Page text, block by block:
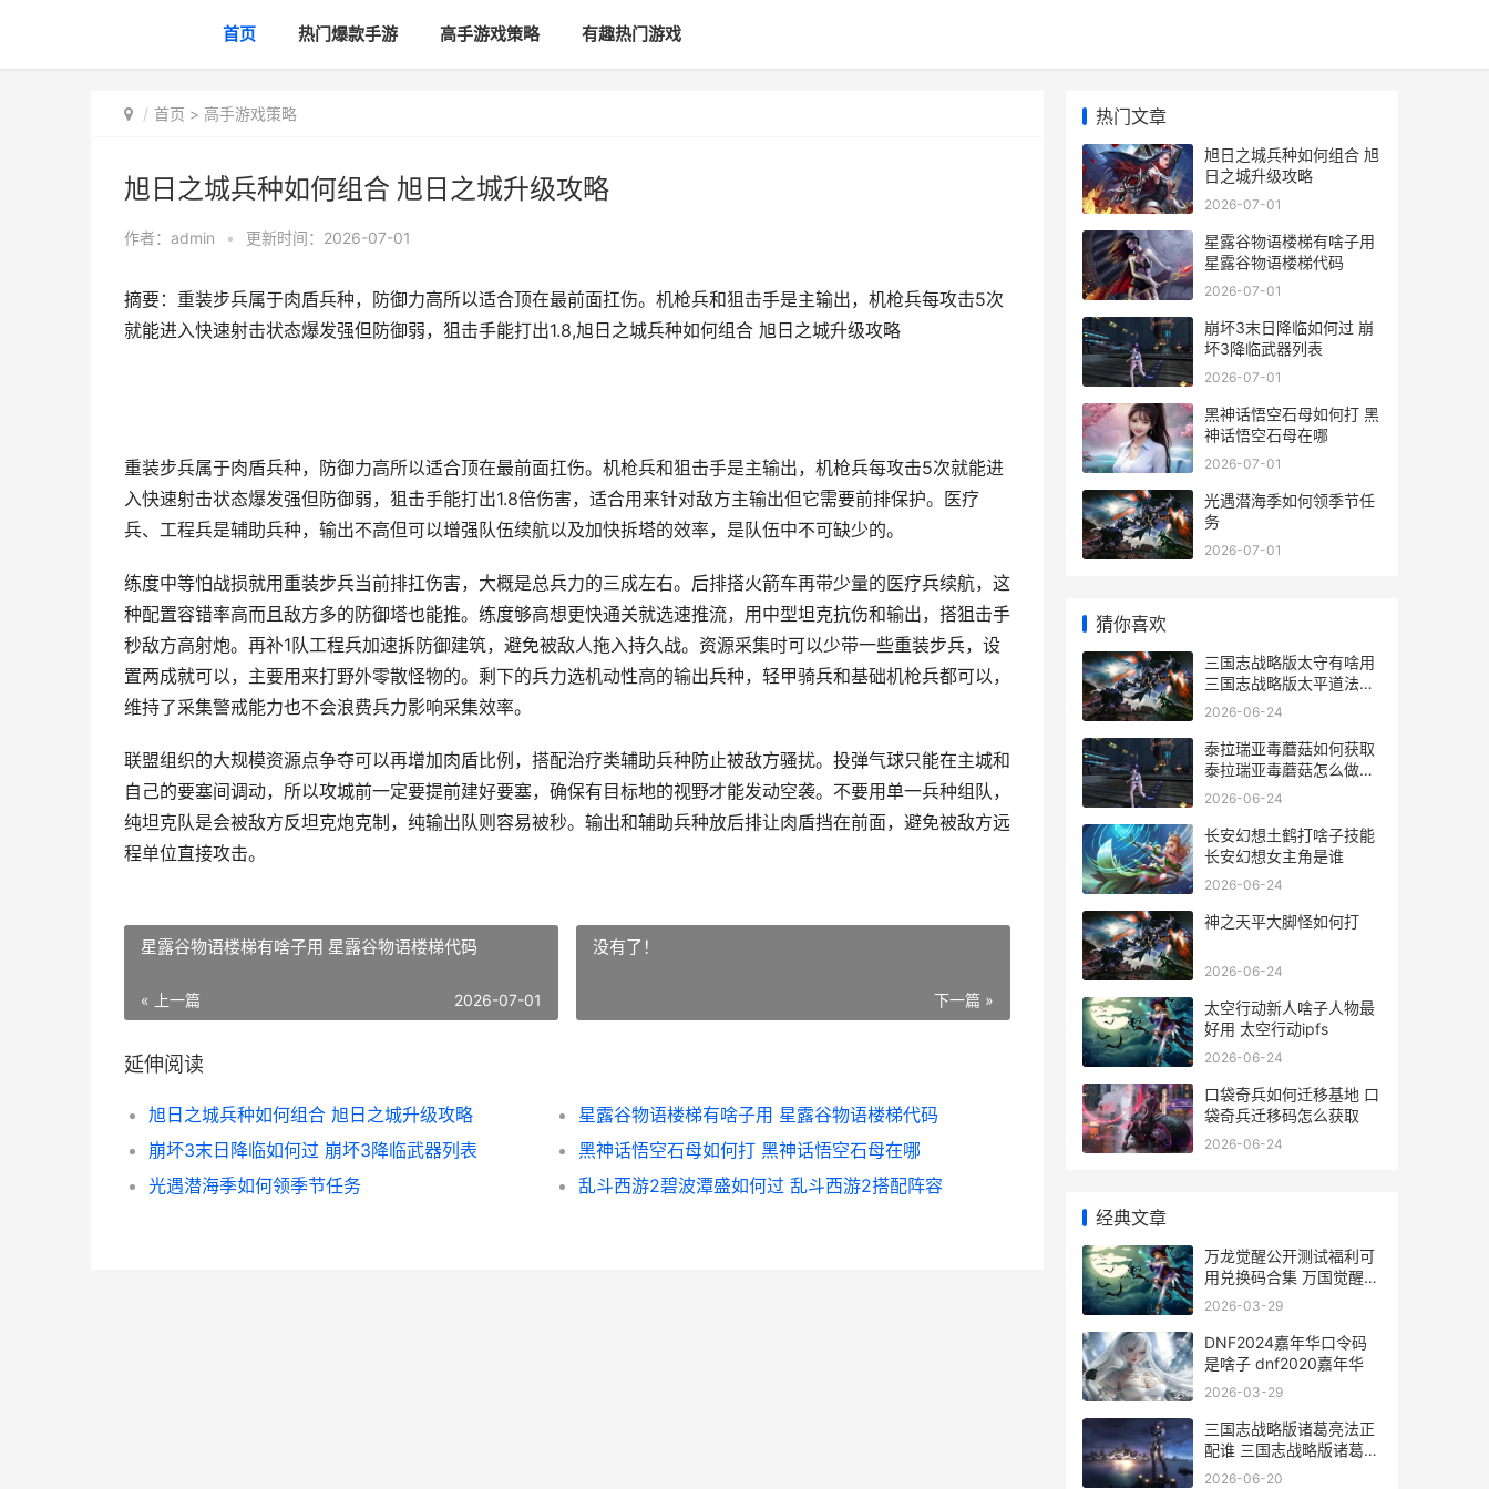
首页 热门爆款手游 高手游戏策略 有趣热门游戏
首页 > 高手游戏策略
旭日之城兵种如何组合 旭日之城升级攻略
作者： admin • 更新时间：2026-07-01
摘要：重装步兵属于肉盾兵种，防御力高所以适合顶在最前面扛伤。机枪兵和狙击手是主输出，机枪兵每攻击5次
就能进入快速射击状态爆发强但防御弱，狙击手能打出1.8,旭日之城兵种如何组合 旭日之城升级攻略
重装步兵属于肉盾兵种，防御力高所以适合顶在最前面扛伤。机枪兵和狙击手是主输出，机枪兵每攻击5次就能进
入快速射击状态爆发强但防御弱，狙击手能打出1.8倍伤害，适合用来针对敌方主输出但它需要前排保护。医疗
兵、工程兵是辅助兵种，输出不高但可以增强队伍续航以及加快拆塔的效率，是队伍中不可缺少的。
练度中等怕战损就用重装步兵当前排扛伤害，大概是总兵力的三成左右。后排搭火箭车再带少量的医疗兵续航，这
种配置容错率高而且敌方多的防御塔也能推。练度够高想更快通关就选速推流，用中型坦克抗伤和输出，搭狙击手
秒敌方高射炮。再补1队工程兵加速拆防御建筑，避免被敌人拖入持久战。资源采集时可以少带一些重装步兵，设
置两成就可以，主要用来打野外零散怪物的。剩下的兵力选机动性高的输出兵种，轻甲骑兵和基础机枪兵都可以，
维持了采集警戒能力也不会浪费兵力影响采集效率。
联盟组织的大规模资源点争夺可以再增加肉盾比例，搭配治疗类辅助兵种防止被敌方骚扰。投弹气球只能在主城和
自己的要塞间调动，所以攻城前一定要提前建好要塞，确保有目标地的视野才能发动空袭。不要用单一兵种组队，
纯坦克队是会被敌方反坦克炮克制，纯输出队则容易被秒。输出和辅助兵种放后排让肉盾挡在前面，避免被敌方远
程单位直接攻击。
星露谷物语楼梯有啥子用 星露谷物语楼梯代码
« 上一篇 2026-07-01
没有了！
下一篇 »
延伸阅读
旭日之城兵种如何组合 旭日之城升级攻略
星露谷物语楼梯有啥子用 星露谷物语楼梯代码
崩坏3末日降临如何过 崩坏3降临武器列表
黑神话悟空石母如何打 黑神话悟空石母在哪
光遇潜海季如何领季节任务
乱斗西游2碧波潭盛如何过 乱斗西游2搭配阵容
热门文章
旭日之城兵种如何组合 旭
日之城升级攻略
2026-07-01
星露谷物语楼梯有啥子用
星露谷物语楼梯代码
2026-07-01
崩坏3末日降临如何过 崩
坏3降临武器列表
2026-07-01
黑神话悟空石母如何打 黑
神话悟空石母在哪
2026-07-01
光遇潜海季如何领季节任
务
2026-07-01
猜你喜欢
三国志战略版太守有啥用
三国志战略版太平道法替
代战法有哪些
2026-06-24
泰拉瑞亚毒蘑菇如何获取
泰拉瑞亚毒蘑菇怎么做成
毒粉
2026-06-24
长安幻想土鹤打啥子技能
长安幻想女主角是谁
2026-06-24
神之天平大脚怪如何打
2026-06-24
太空行动新人啥子人物最
好用 太空行动ipfs
2026-06-24
口袋奇兵如何迁移基地 口
袋奇兵迁移码怎么获取
2026-06-24
经典文章
万龙觉醒公开测试福利可
用兑换码合集 万国觉醒一
条龙多少天加速
2026-03-29
DNF2024嘉年华口令码
是啥子 dnf2020嘉年华
2026-03-29
三国志战略版诸葛亮法正
配谁 三国志战略版诸葛恪
开荒
2026-06-20